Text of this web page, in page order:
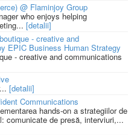
@ Flaminjoy Group
who enjoys helping
[detalii]
- creative and
EPIC Business Human Strategy
- creative and communications
[detalii]
Communications
hands-on a strategiilor de
comunicate de presă, interviuri,...